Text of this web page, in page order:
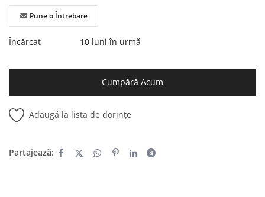
Pune o Întrebare
Încărcat 10 luni în urmă
Cumpără Acum
Adaugă la lista de dorințe
Partajează: